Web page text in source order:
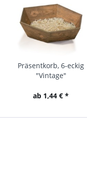
Präsentkorb, 6-eckig
"Vintage"
ab 1,44 € *